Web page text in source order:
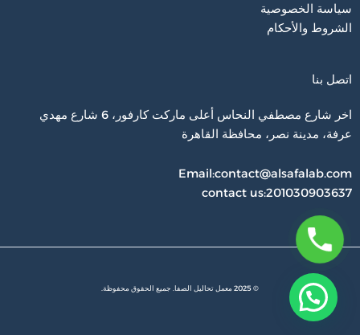
سياسة الخصوصية
الشروط والأحكام
اتصل بنا
اخر شارع مصطفي النحاس أعلى ماركت كارفور، 6 شارع مهدي
عرفة، مدينة نصر، محافظة القاهرة‬
Email:contact@alsafalab.com
contact us:201030903637
© 2025 معمل تحاليل الصفا. جميع الحقوق محفوظة.